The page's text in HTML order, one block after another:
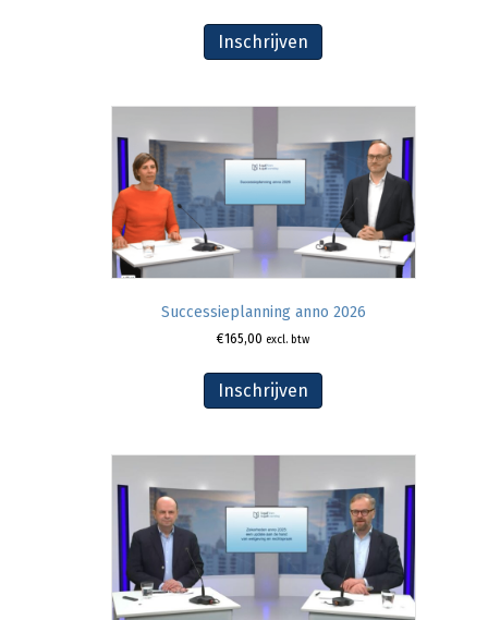
Inschrijven
Successieplanning anno 2026
€165,00 excl. btw
Inschrijven